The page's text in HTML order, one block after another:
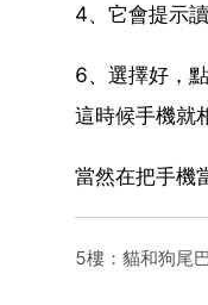
4、它會提示
6、選擇好，
這時候手機就
當然在把手機
5樓：貓和狗尾